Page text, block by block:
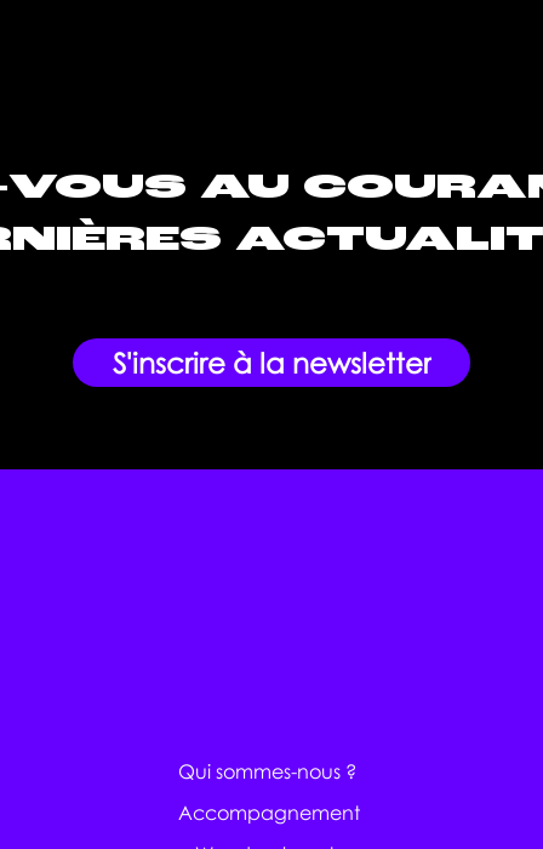
VOUS AU
S'inscrire à la newsletter
Qui sommes-nous ?
Accompagnement